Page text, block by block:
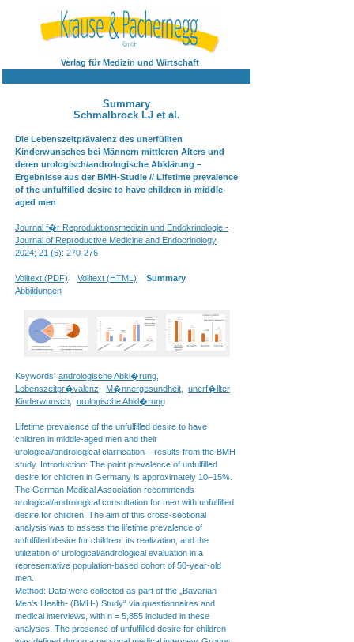
Verlag für Medizin und Wirtschaft
Summary
Schmalbrock LJ et al.
Die Lebenszeitprävalenz des unerfüllten
Kinderwunsches bei Männern mittleren Alters und
deren urologisch/andrologische Abklärung –
Ergebnisse aus der BMH-Studie // Lifetime prevalence
of the unfulfilled desire to have children in middle-
aged men
Journal f�r Reproduktionsmedizin und Endokrinologie -
Journal of Reproductive Medicine and Endocrinology
2024; 21 (6): 270-276
Volltext (PDF) Volltext (HTML)
Summary
Abbildungen
Keywords: andrologische Abkl�rung
Lebenszeitpr�valenz
M�nnergesundheit
unerf�llter
Kinderwunsch
urologische Abkl�rung
Lifetime prevalence of the unfulfilled desire to have
children in middle-aged men and their
urological/andrological clarification – results from the BMH
study. Introduction: The point prevalence of unfulfilled
desire for children in Germany is approximately 10–15%.
The German Medical Association recommends
urological/andrological consultation for men with unfulfilled
desire for children. The aim of this cross-sectional
analysis was to assess the lifetime prevalence of
unfulfilled desire for children, its realization, and the
utilization of urological/andrological evaluation in a
representative population-based cohort of 50-year-old
men.
Method: Data were collected as part of the „Bavarian
Men‘s Health- (BMH-) Study“ via questionnaires and
medical interviews, with n = 5,855 included in these
analyses. The presence of unfulfilled desire for children